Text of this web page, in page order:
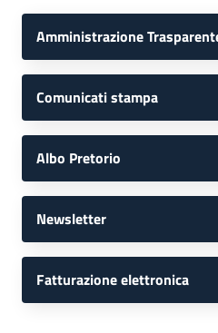
Amministrazione
Comunicati stampa
Albo Pretorio
Newsletter
Fatturazione elettronica